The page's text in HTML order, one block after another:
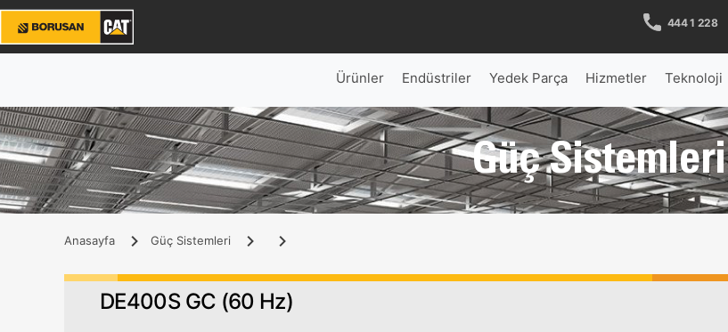
444 1 228
Ürünler Endüstriler Yedek Parça Hizmetler Teknoloji
Güç Sistemleri
Anasayfa Güç Sistemleri
DE400S GC (60 Hz)